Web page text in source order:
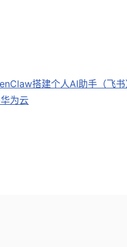
搭建个人AI助手（飞书
为云